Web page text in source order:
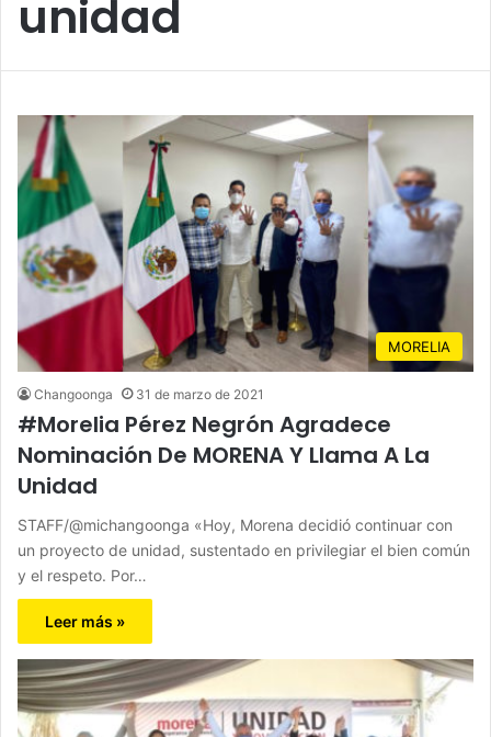
unidad
MORELIA
Changoonga 31 de marzo de 2021
#Morelia Pérez Negrón Agradece
Nominación De MORENA Y Llama A La
Unidad
STAFF/@michangoonga «Hoy, Morena decidió continuar con
un proyecto de unidad, sustentado en privilegiar el bien común
y el respeto. Por…
Leer más »